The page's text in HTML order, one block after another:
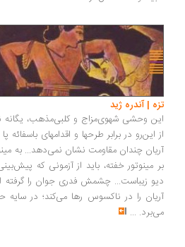
تزه | آندره ژید
این وحشی شهوی‌مزاج و کلبی‌مذهب،
از این‌رو در برابر طرحها و اقدامهای
آریان چندان مقاومت نشان نمی‌دهد... به
بر مینوتور خفته، باید از آزمونی که
دیو زیباست... چشمش فدری جوان را
آریان را در ناکسوس رها می‌کند؛ در سایه
می‌برد. ...